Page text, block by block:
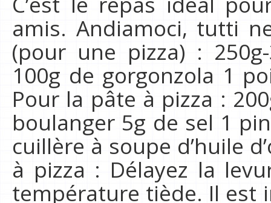
amis. Andiamoci, tutti
(pour une pizza) :
100g de gorgonzola 1
Pour la pâte à pizza :
boulanger 5g de sel 1
cuillère à soupe d’huile
à pizza : Délayez la
température tiède. Il est